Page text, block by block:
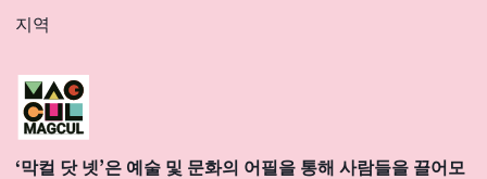
지역
‘막컬 닷 넷’은 예술 및 문화의 어필을 통해 사람들을 끌어모